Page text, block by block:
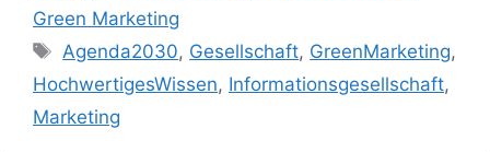
Green Marketing
Tags
Agenda2030, Gesellschaft, GreenMarketing,
HochwertigesWissen, Informationsgesellschaft,
Marketing